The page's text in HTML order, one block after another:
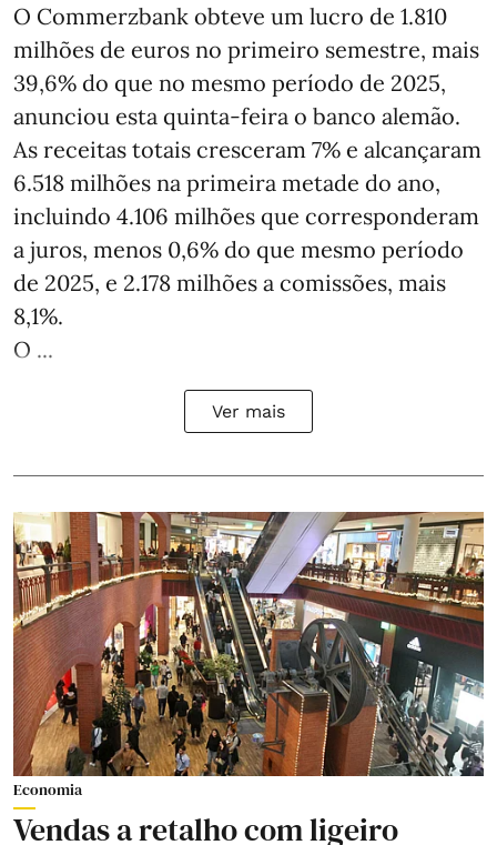
O Commerzbank obteve um lucro de 1.810
milhões de euros no primeiro semestre, mais
39,6% do que no mesmo período de 2025,
anunciou esta quinta-feira o banco alemão.
As receitas totais cresceram 7% e alcançaram
6.518 milhões na primeira metade do ano,
incluindo 4.106 milhões que corresponderam
a juros, menos 0,6% do que mesmo período
de 2025, e 2.178 milhões a comissões, mais
8,1%.
O ...
Ver mais
Economia
Vendas a retalho com ligeiro